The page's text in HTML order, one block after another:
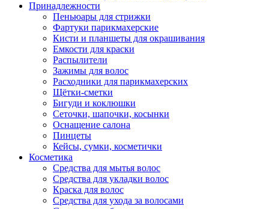
Принадлежности
Пеньюары для стрижки
Фартуки парикмахерские
Кисти и планшеты для окрашивания
Емкости для краски
Распылители
Зажимы для волос
Расходники для парикмахерских
Щётки-сметки
Бигуди и коклюшки
Сеточки, шапочки, косынки
Оснащение салона
Пинцеты
Кейсы, сумки, косметички
Косметика
Средства для мытья волос
Средства для укладки волос
Краска для волос
Средства для ухода за волосами